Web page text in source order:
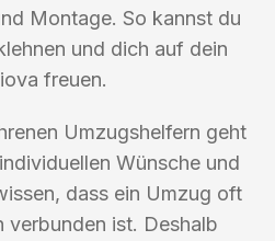
Montage. So kannst du
und dich auf dein
freuen.
Umzugshelfern geht
Wünsche und
dass ein Umzug oft
verbunden ist. Deshalb